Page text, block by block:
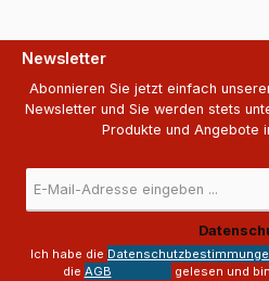
Newsletter
Abonnieren Sie jetzt einfach
Newsletter und Sie werden stets
Produkte und Angebote
Mail-
Adresse
*
Ich habe die
die AGB gelesen und